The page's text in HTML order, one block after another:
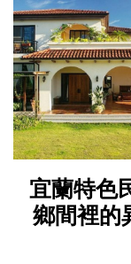
宜蘭特色
鄉間裡的